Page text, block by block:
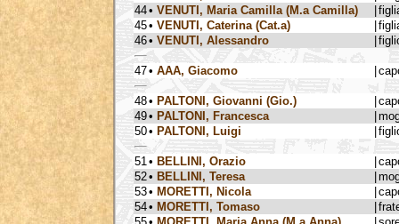
44• VENUTI, Maria Camilla (M.a Camilla)
45• VENUTI, Caterina (Cat.a)
46• VENUTI, Alessandro
47• AAA, Giacomo
48• PALTONI, Giovanni (Gio.)
49• PALTONI, Francesca
50• PALTONI, Luigi
51 • BELLINI, Orazio
52• BELLINI, Teresa
53• MORETTI, Nicola
54• MORETTI, Tomaso